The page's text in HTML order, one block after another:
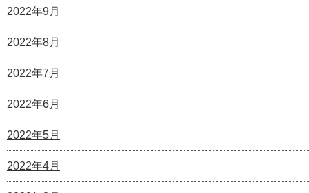
2022年9月
2022年8月
2022年7月
2022年6月
2022年5月
2022年4月